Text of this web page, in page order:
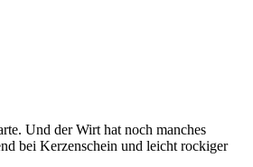
Und der Wirt hat noch manches
bei Kerzenschein und leicht rockiger